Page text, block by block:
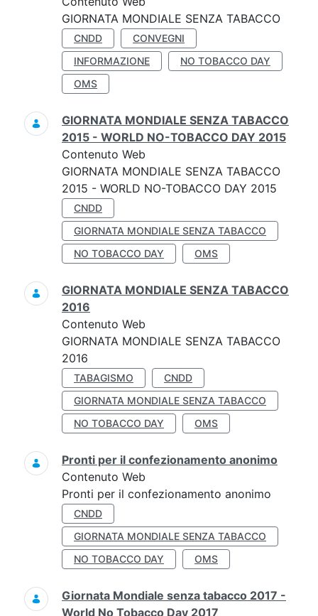
GIORNATA MONDIALE SENZA TABACCO
CNDD
CONVEGNI
INFORMAZIONE
NO TOBACCO DAY
OMS
GIORNATA MONDIALE SENZA TABACCO
2015 - WORLD NO-TOBACCO DAY 2015
Contenuto Web
GIORNATA MONDIALE SENZA TABACCO
2015 - WORLD NO-TOBACCO DAY 2015
CNDD
GIORNATA MONDIALE SENZA TABACCO
NO TOBACCO DAY
OMS
GIORNATA MONDIALE SENZA TABACCO
2016
Contenuto Web
GIORNATA MONDIALE SENZA TABACCO
2016
TABAGISMO
CNDD
GIORNATA MONDIALE SENZA TABACCO
NO TOBACCO DAY
OMS
Pronti per il confezionamento anonimo
Contenuto Web
Pronti per il confezionamento anonimo
CNDD
GIORNATA MONDIALE SENZA TABACCO
NO TOBACCO DAY
OMS
Giornata Mondiale senza tabacco 2017 -
World No Tobacco Day 2017